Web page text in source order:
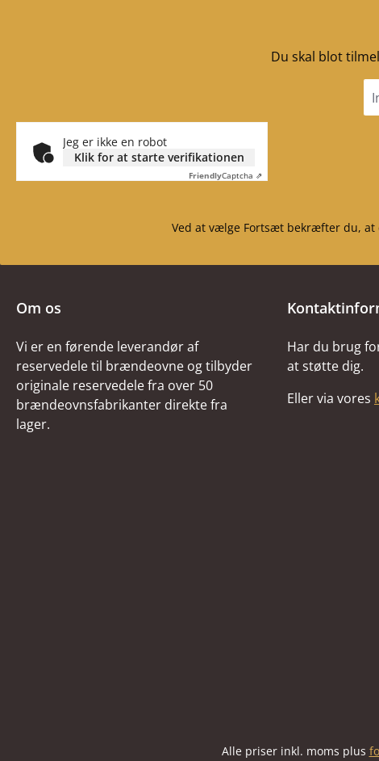
patron
Du skal blot
Jeg er ikke en robot
Klik for at starte verifikationen
FriendlyCaptcha ⇗
Ved at vælge Fortsæt bekræfter du,
Om os
Vi er en førende leverandør af
reservedele til brændeovne og tilbyder
originale reservedele fra over 50
brændeovnsfabrikanter direkte fra
lager.
Har du brug
at støtte dig.
Eller via vores
Alle priser inkl. moms plus